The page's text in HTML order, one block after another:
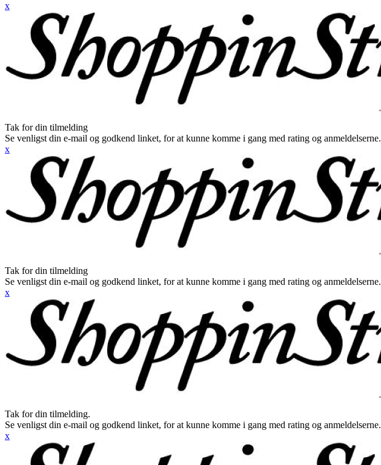
x
Tak for din tilmelding
Se venligst din e-mail og godkend linket, for at kunne komme i gang med rating og anmeldelserne.
x
Tak for din tilmelding
Se venligst din e-mail og godkend linket, for at kunne komme i gang med rating og anmeldelserne.
x
Tak for din tilmelding.
Se venligst din e-mail og godkend linket, for at kunne komme i gang med rating og anmeldelserne.
x